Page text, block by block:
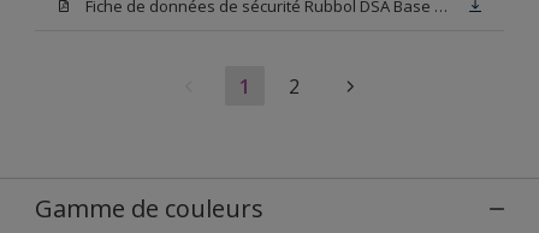
Fiche de données de sécurité Rubbol DSA Base W05
1 2
Gamme de couleurs